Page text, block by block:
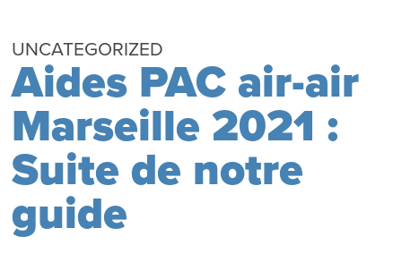
UNCATEGORIZED
Aides PAC air-air
Marseille 2021 :
Suite de notre
guide